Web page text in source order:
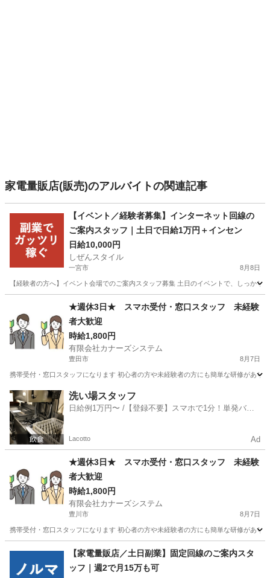
家電量販店(販売)のアルバイトの関連記事
【イベント／経験者募集】インターネット回線の
ご案内スタッフ｜土日で日給1万円＋インセン
日給10,000円
しぜんスタイル
一宮市 8月8日
【経験者の方へ】イベント会場でのご案内スタッフ募集 土日のイベントで、しっか
家電量販店 スタッフ
★週休3日★ スマホ受付・窓口スタッフ 未経験
者大歓迎
時給1,800円
有限会社カナーズシステム
豊田市 8月7日
携帯受付・窓口スタッフになります 初心者の方や未経験者の方にも簡単な研修があ
愛知 豊田市 携帯ショップ スタッフ
洗い場スタッフ
日給例1万円〜 /【登録不要】スマホで1分！単発バイ
Lacotto Ad
★週休3日★ スマホ受付・窓口スタッフ 未経験
者大歓迎
時給1,800円
有限会社カナーズシステム
豊川市 8月7日
携帯受付・窓口スタッフになります 初心者の方や未経験者の方にも簡単な研修があ
携帯ショップ スタッフ
【家電量販店／土日副業】固定回線のご案内スタ
ッフ｜週2で月15万も可